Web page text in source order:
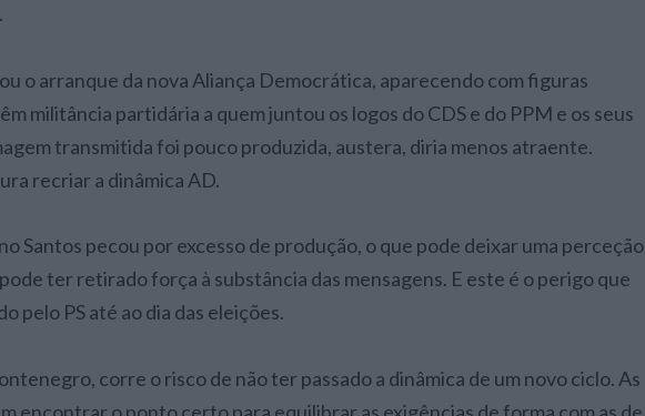
o arranque da nova Aliança Democrática, aparecendo com figuras
militância partidária a quem juntou os logos do CDS e do PPM e os seus
transmitida foi pouco produzida, austera, diria menos atraente.
recriar a dinâmica AD.
Santos pecou por excesso de produção, o que pode deixar uma perceção
ter retirado força à substância das mensagens. E este é o perigo que
pelo PS até ao dia das eleições.
corre o risco de não ter passado a dinâmica de um novo ciclo. As